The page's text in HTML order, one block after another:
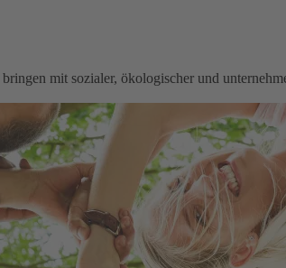
mit sozialer, ökologischer und